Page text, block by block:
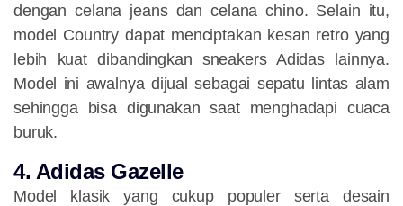
dengan celana jeans dan celana chino. Selain itu,
model Country dapat menciptakan kesan retro yang
lebih kuat dibandingkan sneakers Adidas lainnya.
Model ini awalnya dijual sebagai sepatu lintas alam
sehingga bisa digunakan saat menghadapi cuaca
buruk.
4. Adidas Gazelle
Model klasik yang cukup populer serta desain